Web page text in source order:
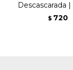
Descascarada |
$ 720